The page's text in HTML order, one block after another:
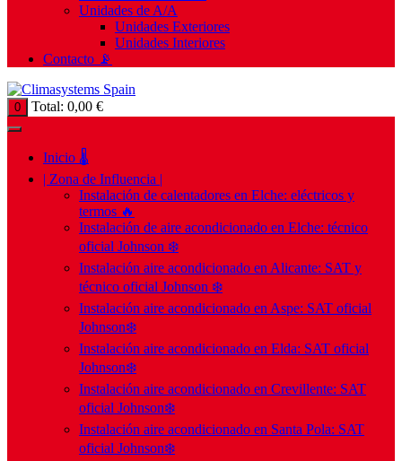
Unidades de A/A
Unidades Exteriores
Unidades Interiores
Contacto 📡
0 Total: 0,00 €
Inicio 🌡️
| Zona de Influencia |
Instalación de calentadores en Elche: eléctricos y
termos 🔥
Instalación de aire acondicionado en Elche: técnico
oficial Johnson ❄️
Instalación aire acondicionado en Alicante: SAT y
técnico oficial Johnson ❄️
Instalación aire acondicionado en Aspe: SAT oficial
Johnson❄️
Instalación aire acondicionado en Elda: SAT oficial
Johnson❄️
Instalación aire acondicionado en Crevillente: SAT
oficial Johnson❄️
Instalación aire acondicionado en Santa Pola: SAT
oficial Johnson❄️